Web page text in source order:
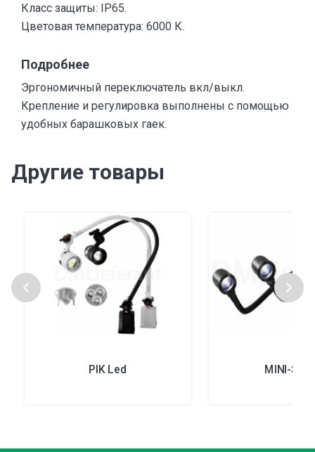
Класс защиты: IP65.
Цветовая температура: 6000 К.
Подробнее
Эргономичный переключатель вкл/выкл.
Крепление и регулировка выполнены с помощью
удобных барашковых гаек.
Другие товары
PIK Led MINI-S